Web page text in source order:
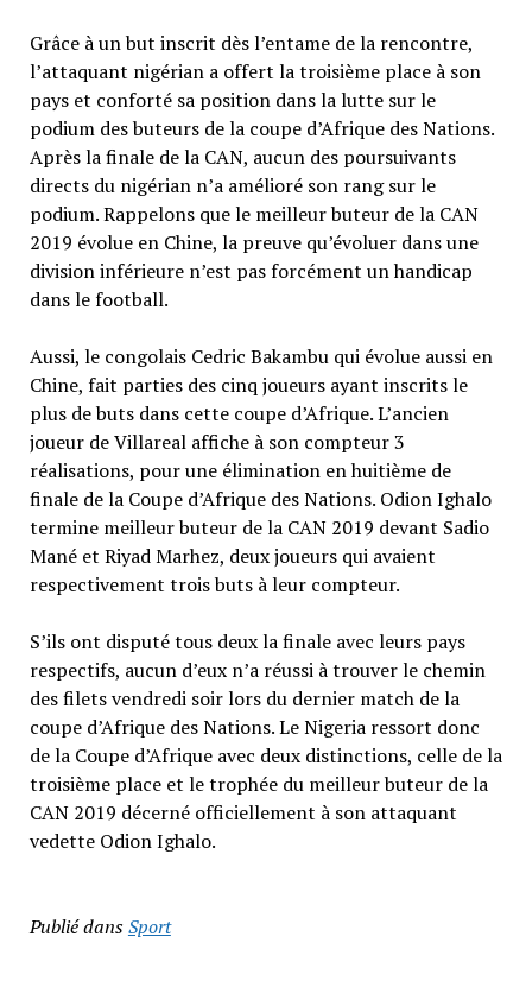
Grâce à un but inscrit dès l’entame de la rencontre,
l’attaquant nigérian a offert la troisième place à son
pays et conforté sa position dans la lutte sur le
podium des buteurs de la coupe d’Afrique des Nations.
Après la finale de la CAN, aucun des poursuivants
directs du nigérian n’a amélioré son rang sur le
podium. Rappelons que le meilleur buteur de la CAN
2019 évolue en Chine, la preuve qu’évoluer dans une
division inférieure n’est pas forcément un handicap
dans le football.
Aussi, le congolais Cedric Bakambu qui évolue aussi en
Chine, fait parties des cinq joueurs ayant inscrits le
plus de buts dans cette coupe d’Afrique. L’ancien
joueur de Villareal affiche à son compteur 3
réalisations, pour une élimination en huitième de
finale de la Coupe d’Afrique des Nations. Odion Ighalo
termine meilleur buteur de la CAN 2019 devant Sadio
Mané et Riyad Marhez, deux joueurs qui avaient
respectivement trois buts à leur compteur.
S’ils ont disputé tous deux la finale avec leurs pays
respectifs, aucun d’eux n’a réussi à trouver le chemin
des filets vendredi soir lors du dernier match de la
coupe d’Afrique des Nations. Le Nigeria ressort donc
de la Coupe d’Afrique avec deux distinctions, celle de la
troisième place et le trophée du meilleur buteur de la
CAN 2019 décerné officiellement à son attaquant
vedette Odion Ighalo.
Publié dansSport